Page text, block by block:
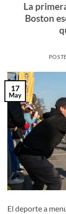
La
Boston
17
May
El deporte a